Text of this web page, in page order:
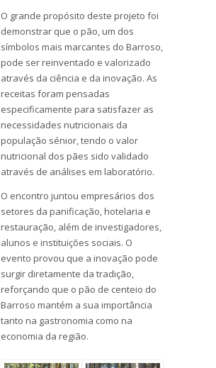
O grande propósito deste projeto foi
demonstrar que o pão, um dos
símbolos mais marcantes do Barroso,
pode ser reinventado e valorizado
através da ciência e da inovação. As
receitas foram pensadas
especificamente para satisfazer as
necessidades nutricionais da
população sénior, tendo o valor
nutricional dos pães sido validado
através de análises em laboratório.
O encontro juntou empresários dos
setores da panificação, hotelaria e
restauração, além de investigadores,
alunos e instituições sociais. O
evento provou que a inovação pode
surgir diretamente da tradição,
reforçando que o pão de centeio do
Barroso mantém a sua importância
tanto na gastronomia como na
economia da região.